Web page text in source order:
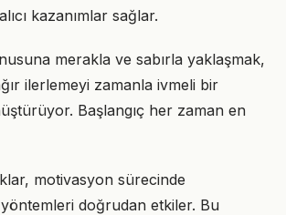
kazanımlar sağlar.
merakla ve sabırla yaklaşmak,
ilerlemeyi zamanla ivmeli bir
Başlangıç her zaman en
motivasyon sürecinde
doğrudan etkiler. Bu